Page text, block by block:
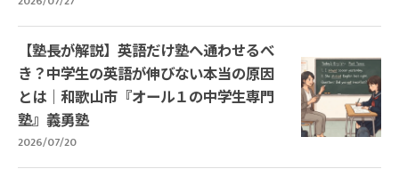
【塾長が解説】英語だけ塾へ通わせるべ
き？中学生の英語が伸びない本当の原因
とは｜和歌山市『オール１の中学生専門
塾』義勇塾
2026/07/20